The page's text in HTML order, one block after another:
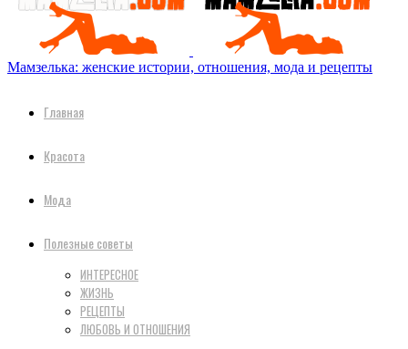
Мамзелька: женские истории, отношения, мода и рецепты
Главная
Красота
Мода
Полезные советы
ИНТЕРЕСНОЕ
ЖИЗНЬ
РЕЦЕПТЫ
ЛЮБОВЬ И ОТНОШЕНИЯ